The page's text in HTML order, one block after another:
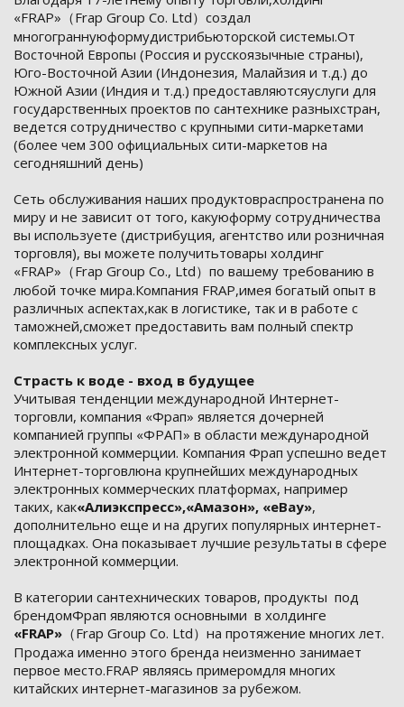
«FRAP»（Frap Group Со. Ltd）создал
многограннуюформудистрибьюторской системы.От
Восточной Европы (Россия и русскоязычные страны),
Юго-Восточной Азии (Индонезия, Малайзия и т.д.) до
Южной Азии (Индия и т.д.) предоставляютсяуслуги для
государственных проектов по сантехнике разныхстран,
ведется сотрудничество с крупными сити-маркетами
(более чем 300 официальных сити-маркетов на
сегодняшний день)
Сеть обслуживания наших продуктовраспространена по
миру и не зависит от того, какуюформу сотрудничества
вы используете (дистрибуция, агентство или розничная
торговля), вы можете получитьтовары холдинг
«FRAP»（Frap Group Со., Ltd）по вашему требованию в
любой точке мира.Компания FRAP,имея богатый опыт в
различных аспектах,как в логистике, так и в работе с
таможней,сможет предоставить вам полный спектр
комплексных услуг.
Страсть к воде - вход в будущее
Учитывая тенденции международной Интернет-
торговли, компания «Фрап» является дочерней
компанией группы «ФРАП» в области международной
электронной коммерции. Компания Фрап успешно ведет
Интернет-торговлюна крупнейших международных
электронных коммерческих платформах, например
таких, как«Алиэкспресс»,«Амазон», «еВау»,
дополнительно еще и на других популярных интернет-
площадках. Она показывает лучшие результаты в сфере
электронной коммерции.
В категории сантехнических товаров, продукты под
брендомФрап являются основными в холдинге
«FRAP» （Frap Group Со. Ltd）на протяжение многих лет.
Продажа именно этого бренда неизменно занимает
первое место.FRAP являясь примеромдля многих
китайских интернет-магазинов за рубежом.